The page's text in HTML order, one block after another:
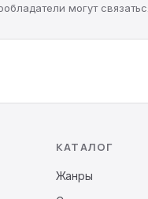
могут
КАТАЛОГ
Жанры